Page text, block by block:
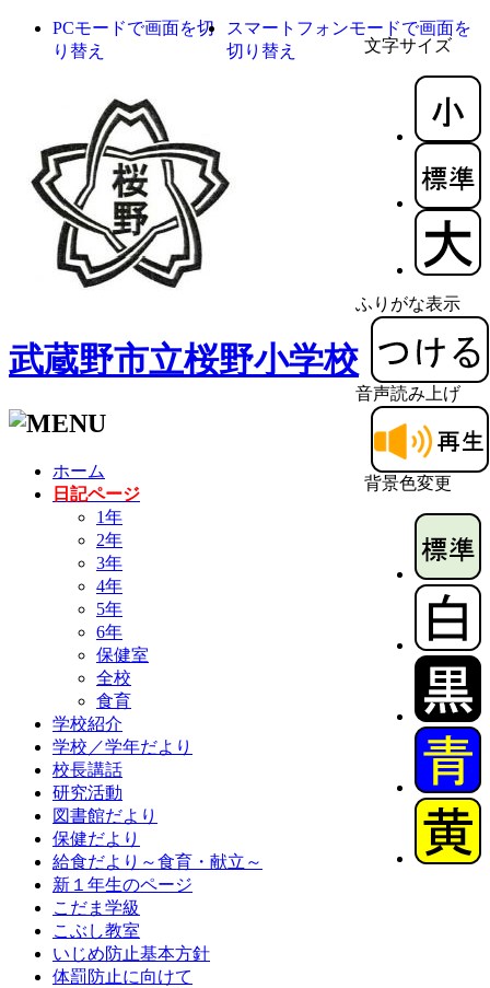
文字サイズ
ふりがな表示
音声読み上げ
背景色変更
PCモードで画面を切
り替え
スマートフォンモードで画面を
切り替え
武蔵野市立桜野小学校
ホーム
日記ページ
1年
2年
3年
4年
5年
6年
保健室
全校
食育
学校紹介
学校／学年だより
校長講話
研究活動
図書館だより
保健だより
給食だより～食育・献立～
新１年生のページ
こだま学級
こぶし教室
いじめ防止基本方針
体罰防止に向けて